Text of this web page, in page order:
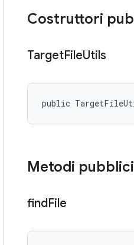
Costruttori
TargetFileUtils
public
Metodi pubblici
findFile